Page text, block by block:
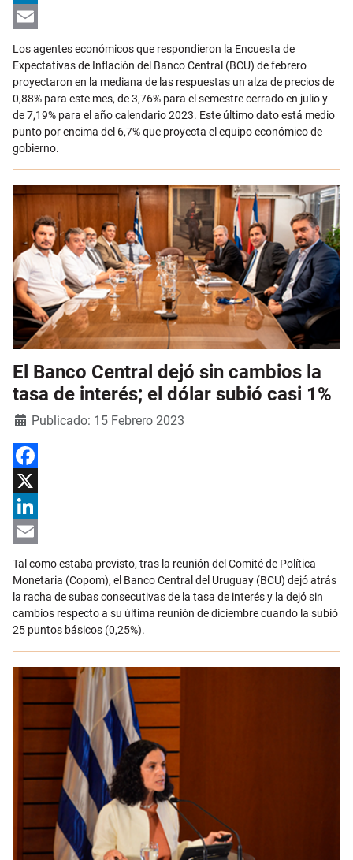
LinkedIn
Los agentes económicos que respondieron la Encuesta de
Expectativas de Inflación del Banco Central (BCU) de febrero
proyectaron en la mediana de las respuestas un alza de precios de
0,88% para este mes, de 3,76% para el semestre cerrado en julio y
de 7,19% para el año calendario 2023. Este último dato está medio
punto por encima del 6,7% que proyecta el equipo económico de
gobierno.
El Banco Central dejó sin cambios la
tasa de interés; el dólar subió casi 1%
Detalles
Publicado: 15 Febrero 2023
Facebook
X
LinkedIn
Email
Tal como estaba previsto, tras la reunión del Comité de Política
Monetaria (Copom), el Banco Central del Uruguay (BCU) dejó atrás
la racha de subas consecutivas de la tasa de interés y la dejó sin
cambios respecto a su última reunión de diciembre cuando la subió
25 puntos básicos (0,25%).